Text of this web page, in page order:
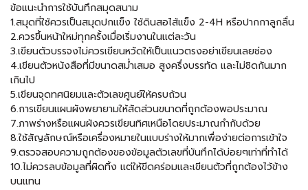
ข้อแนะนำการใช้บันทึกสมุดสนาม
1.สมุดที่ใช้ควรเป็นสมุดปกแข็ง ใช้ดินสอไส้แข็ง 2-4H หรือปากกาลูกลื่น
2.ควรขึ้นหน้าใหม่ทุกครั้งเมื่อเริ่มงานในแต่ละวัน
3.เขียนตัวบรรจงไม่ควรเขียนหวัดให้เป็นแนวตรงอย่าเขียนเลยช่อง
4.เขียนตัวหนังสือที่มีขนาดสม่ำเสมอ สูงครึ่งบรรทัด และไม่ชิดกันมาก
เกินไป
5.เขียนจุดทศนิยมและตัวเลขศูนย์ให้ครบถ้วน
6.การเขียนแผนผังพยายามให้สัดส่วนขนาดที่ถูกต้องพอประมาณ
7.ภาพร่างหรือแผนผังควรเขียนทิศเหนือโดยประมาณกำกับด้วย
8.ใช้สัญลักษณ์หรือเครื่องหมายในแบบร่างให้มากเพื่อง่ายต่อการเข้าใจ
9.ตรวจสอบความถูกต้องของข้อมูลตัวเลขที่บันทึกได้บ่อยๆเท่าที่ทำได้
10.ไม่ควรลบข้อมูลที่ผิดทิ้ง แต่ให้ขีดคร่อมและเขียนตัวที่ถูกต้องไว้ข้าง
บนแทน